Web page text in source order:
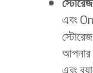
এবং
আপনার